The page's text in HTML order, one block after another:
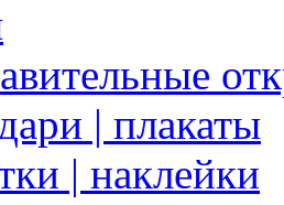
| плакаты
| наклейки